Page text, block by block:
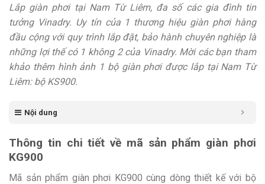
Lắp giàn phơi tại Nam Từ Liêm, đa số các gia đình tin
tưởng Vinadry. Uy tín của 1 thương hiệu giàn phơi hàng
đầu cộng với quy trình lắp đặt, bảo hành chuyên nghiệp là
những lợi thế có 1 không 2 của Vinadry. Mời các bạn tham
khảo thêm hình ảnh 1 bộ giàn phơi được lắp tại Nam Từ
Liêm: bộ KS900.
Nội dung
Thông tin chi tiết về mã sản phẩm giàn phơi
KG900
Mã sản phẩm giàn phơi KG900 cùng dòng thiết kế với bộ